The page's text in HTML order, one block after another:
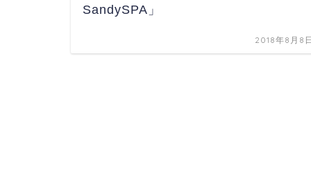
SandySPA」
2018年8月8